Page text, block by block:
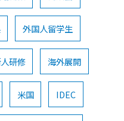
外国人留学生
研修 海外展開
米国 IDEC